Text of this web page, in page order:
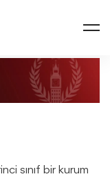
sınıf bir kurum